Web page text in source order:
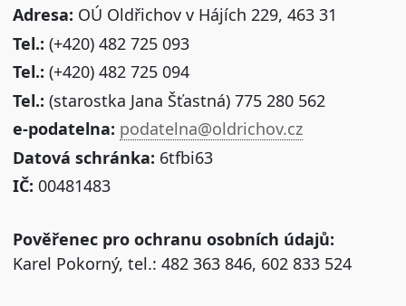
Adresa: OÚ Oldřichov v Hájích 229, 463 31
Tel.: (+420) 482 725 093
Tel.: (+420) 482 725 094
Tel.: (starostka Jana Šťastná) 775 280 562
e-podatelna: podatelna@oldrichov.cz
Datová schránka: 6tfbi63
IČ: 00481483
Pověřenec pro ochranu osobních údajů:
Karel Pokorný, tel.: 482 363 846, 602 833 524